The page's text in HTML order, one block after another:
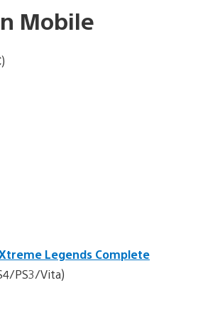
Mobile
Legends Complete
PS3/Vita)